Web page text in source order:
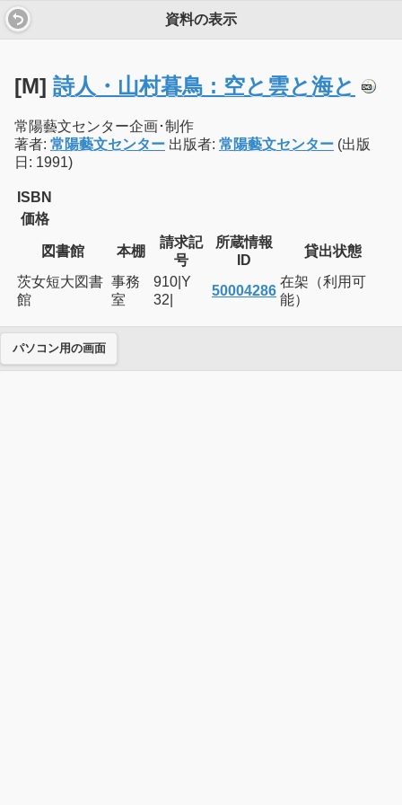
資料の表示
[M] 詩人・山村暮鳥 : 空と雲と海と
常陽藝文センター企画･制作
著者: 常陽藝文センター 出版者: 常陽藝文センター (出版
日: 1991)
ISBN
価格
図書館 本棚
請求記
号
所蔵情報
ID
貸出状態
茨女短大図書
館
事務
室
910|Y
32|
50004286
在架（利用可
能）
パソコン用の画面